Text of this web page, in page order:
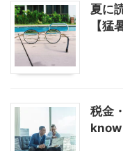
夏に
【猛
税金
know